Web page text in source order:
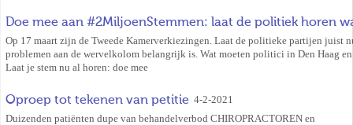
Doe mee aan #2MiljoenStemmen: laat de politiek horen
Op 17 maart zijn de Tweede Kamerverkiezingen. Laat de politieke partijen juist
problemen aan de wervelkolom belangrijk is. Wat moeten politici in Den Haag
Laat je stem nu al horen: doe mee
Oproep tot tekenen van petitie 4-2-2021
Duizenden patiënten dupe van behandelverbod CHIROPRACTOREN en